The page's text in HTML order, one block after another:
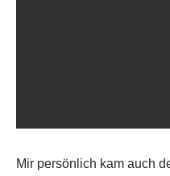
Mir persönlich kam auch